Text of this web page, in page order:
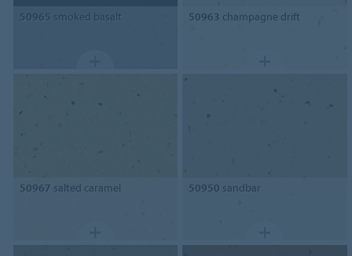
50965 smoked basalt 50963 champagne drift
50967 salted caramel 50950 sandbar